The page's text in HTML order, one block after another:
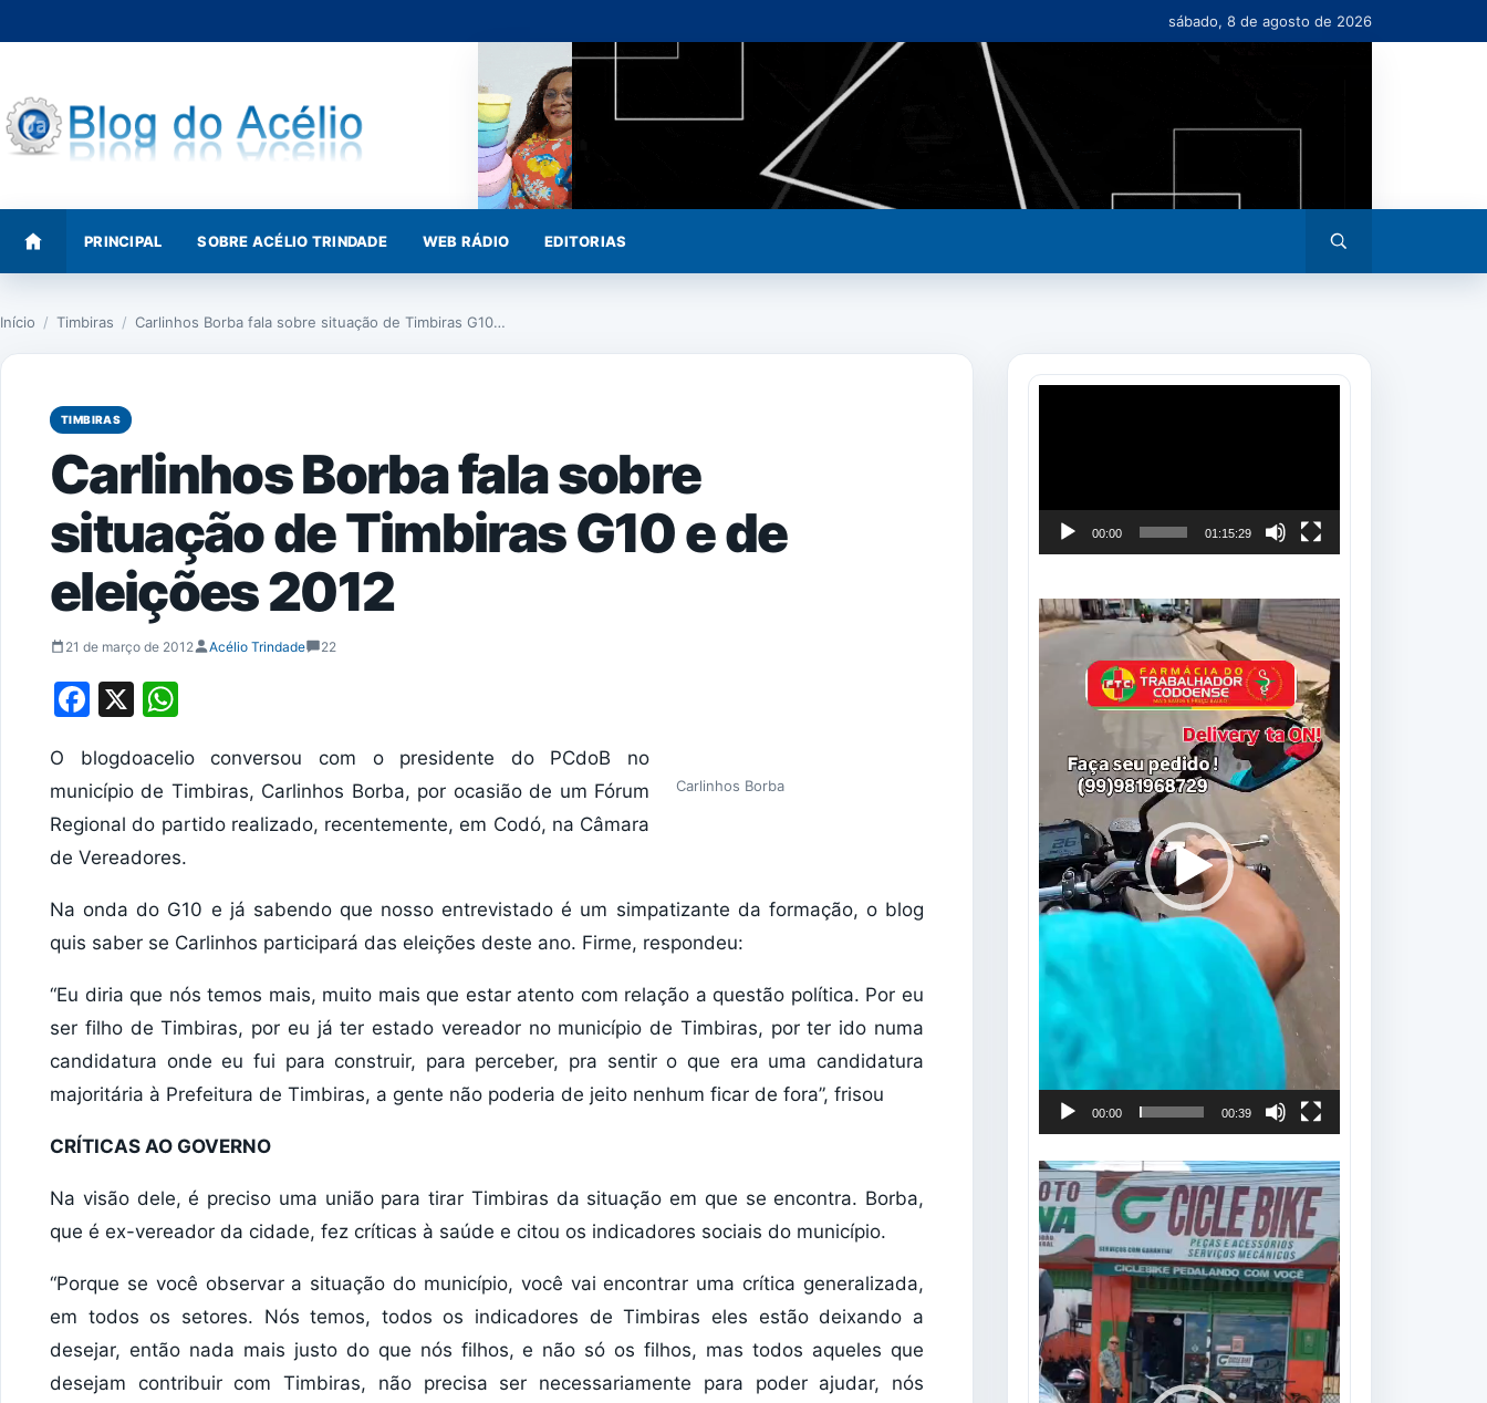
para
conteúdo
sábado, 8 de agosto de 2026
PRINCIPAL SOBRE ACÉLIO TRINDADE WEB RÁDIO EDITORIAS
busca
Início / Timbiras / Carlinhos Borba fala sobre situação de Timbiras G10…
TIMBIRAS
Carlinhos Borba fala sobre
situação de Timbiras G10 e de
eleições 2012
21 de março de 2012 Acélio Trindade 22
Facebook
X
Carlinhos Borba
O blogdoacelio conversou com o presidente do PCdoB no
município de Timbiras, Carlinhos Borba, por ocasião de um Fórum
Regional do partido realizado, recentemente, em Codó, na Câmara
de Vereadores.
Na onda do G10 e já sabendo que nosso entrevistado é um simpatizante da formação, o blog
quis saber se Carlinhos participará das eleições deste ano. Firme, respondeu:
“Eu diria que nós temos mais, muito mais que estar atento com relação a questão política. Por eu
ser filho de Timbiras, por eu já ter estado vereador no município de Timbiras, por ter ido numa
candidatura onde eu fui para construir, para perceber, pra sentir o que era uma candidatura
majoritária à Prefeitura de Timbiras, a gente não poderia de jeito nenhum ficar de fora”, frisou
CRÍTICAS AO GOVERNO
Na visão dele, é preciso uma união para tirar Timbiras da situação em que se encontra. Borba,
que é ex-vereador da cidade, fez críticas à saúde e citou os indicadores sociais do município.
“Porque se você observar a situação do município, você vai encontrar uma crítica generalizada,
em todos os setores. Nós temos, todos os indicadores de Timbiras eles estão deixando a
desejar, então nada mais justo do que nós filhos, e não só os filhos, mas todos aqueles que
desejam contribuir com Timbiras, não precisa ser necessariamente para poder ajudar, nós
00:00 01:15:29
Tocador
de
vídeo
00:00 00:39
Tocador
de
vídeo